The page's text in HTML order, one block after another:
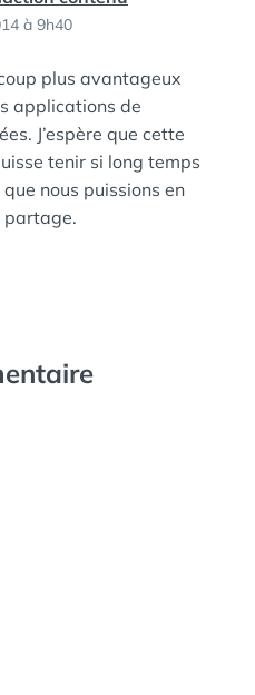
à 9h40
plus avantageux
applications de
J’espère que cette
tenir si long temps
nous puissions en
partage.